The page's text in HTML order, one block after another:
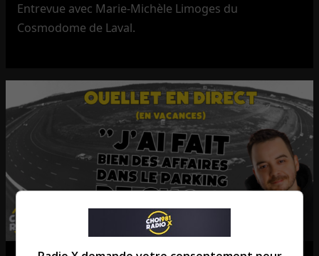
Entrevue avec Marie-Michèle Limoges du
Cosmodome de Laval.